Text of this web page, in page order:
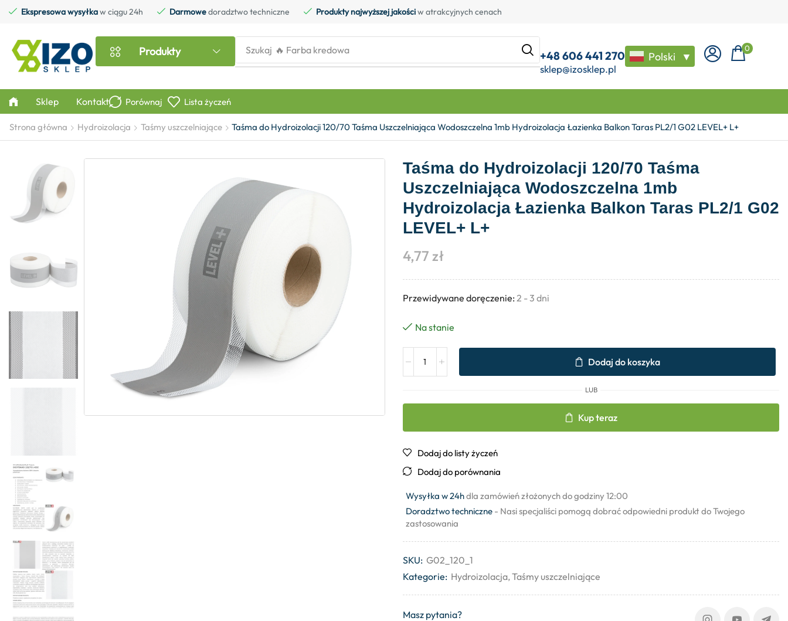
Ekspresowa wysyłkaw ciągu 24h Darmowedoradztwo techniczne Produkty najwyższej jakościw atrakcyjnych cenach
Produkty Szukaj 🔥 Farba kredowa +48 606 441 270
sklep@izosklep.pl
Polski ▼
0
Sklep Kontakt Porównaj Lista życzeń
Strona główna Hydroizolacja Taśmy uszczelniające Taśma do Hydroizolacji 120/70 Taśma Uszczelniająca Wodoszczelna 1mb Hydroizolacja Łazienka Balkon Taras PL2/1 G02 LEVEL+ L+
Taśma do Hydroizolacji 120/70 Taśma
Uszczelniająca Wodoszczelna 1mb
Hydroizolacja Łazienka Balkon Taras PL2/1 G02
LEVEL+ L+
4,77 zł
Przewidywane doręczenie: 2 - 3 dni
Na stanie
Dodaj do koszyka
LUB
Kup teraz
Dodaj do listy życzeń
Dodaj do porównania
Wysyłka w 24hdla zamówień złożonych do godziny 12:00
Doradztwo techniczne - Nasi specjaliści pomogą dobrać odpowiedni produkt do Twojego
zastosowania
SKU: G02_120_1
Kategorie: Hydroizolacja,Taśmy uszczelniające
Masz pytania?